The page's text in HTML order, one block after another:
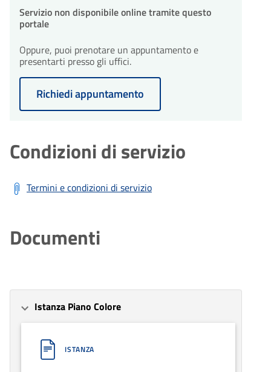
Servizio non disponibile online tramite questo
portale
Oppure, puoi prenotare un appuntamento e
presentarti presso gli uffici.
Richiedi appuntamento
Condizioni di servizio
Termini e condizioni di servizio
Documenti
Istanza Piano Colore
ISTANZA